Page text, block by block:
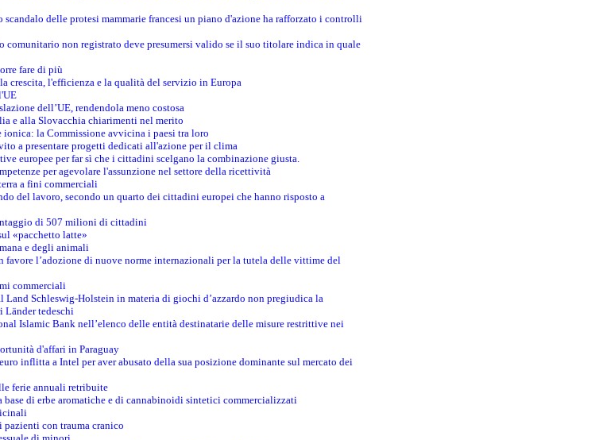
delle protesi mammarie francesi un piano d'azione ha rafforzato i controlli
comunitario non registrato deve presumersi valido se il suo titolare indica in quale
fare di più
crescita, l'efficienza e la qualità del servizio in Europa
dell’UE, rendendola meno costosa
e alla Slovacchia chiarimenti nel merito
ionica: la Commissione avvicina i paesi tra loro
a presentare progetti dedicati all'azione per il clima
europee per far sì che i cittadini scelgano la combinazione giusta.
per agevolare l'assunzione nel settore della ricettività
a fini commerciali
del lavoro, secondo un quarto dei cittadini europei che hanno risposto a
di 507 milioni di cittadini
«pacchetto latte»
e degli animali
l’adozione di nuove norme internazionali per la tutela delle vittime del
commerciali
Schleswig-Holstein in materia di giochi d’azzardo non pregiudica la
Länder tedeschi
Islamic Bank nell’elenco delle entità destinatarie delle misure restrittive nei
d'affari in Paraguay
inflitta a Intel per aver abusato della sua posizione dominante sul mercato dei
ferie annuali retribuite
base di erbe aromatiche e di cannabinoidi sintetici commercializzati
con trauma cranico